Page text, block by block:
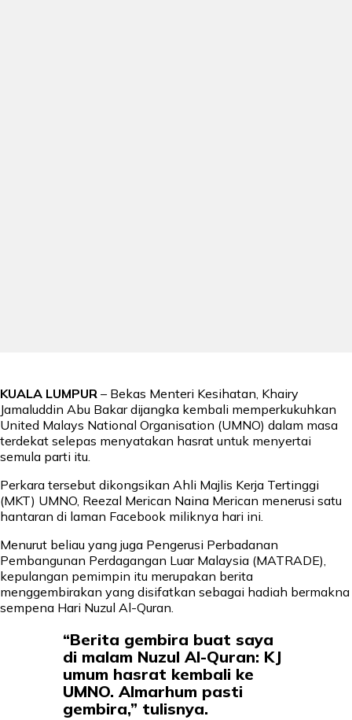
KUALA LUMPUR – Bekas Menteri Kesihatan, Khairy
Jamaluddin Abu Bakar dijangka kembali memperkukuhkan
United Malays National Organisation (UMNO) dalam masa
terdekat selepas menyatakan hasrat untuk menyertai
semula parti itu.
Perkara tersebut dikongsikan Ahli Majlis Kerja Tertinggi
(MKT) UMNO, Reezal Merican Naina Merican menerusi satu
hantaran di laman Facebook miliknya hari ini.
Menurut beliau yang juga Pengerusi Perbadanan
Pembangunan Perdagangan Luar Malaysia (MATRADE),
kepulangan pemimpin itu merupakan berita
menggembirakan yang disifatkan sebagai hadiah bermakna
sempena Hari Nuzul Al-Quran.
“Berita gembira buat saya
di malam Nuzul Al-Quran: KJ
umum hasrat kembali ke
UMNO. Almarhum pasti
gembira,” tulisnya.